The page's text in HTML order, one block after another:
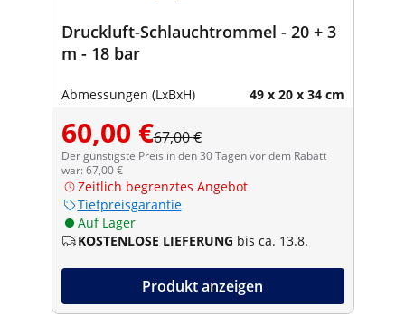
Druckluft-Schlauchtrommel - 20 + 3
m - 18 bar
Abmessungen (LxBxH) 49 x 20 x 34 cm
60,00 €67,00 €
Der günstigste Preis in den 30 Tagen vor dem Rabatt
war: 67,00 €
Zeitlich begrenztes Angebot
Tiefpreisgarantie
Auf Lager
KOSTENLOSE LIEFERUNG bis ca. 13.8.
Produkt anzeigen